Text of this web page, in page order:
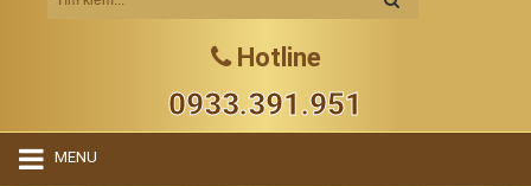
Hotline
0933.391.951
MENU